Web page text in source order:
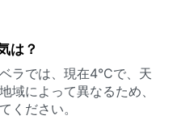
は？
ラでは、現在4°Cで、天
域によって異なるため、
ください。